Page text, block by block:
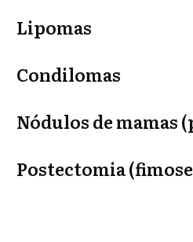
Lipomas
Condilomas
Nódulos de mamas
Postectomia